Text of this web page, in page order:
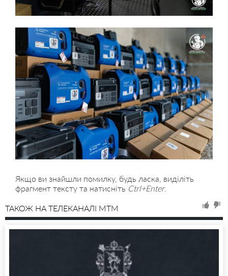
Якщо ви знайшли помилку, будь ласка, виділіть
фрагмент тексту та натисніть Ctrl+Enter.
ТАКОЖ НА ТЕЛЕКАНАЛІ MTM